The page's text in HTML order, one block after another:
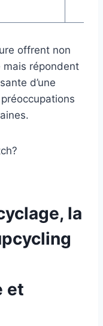
offrent non
mais répondent
d’une
la
et